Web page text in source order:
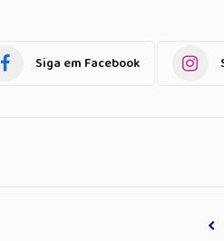
Siga em Facebook